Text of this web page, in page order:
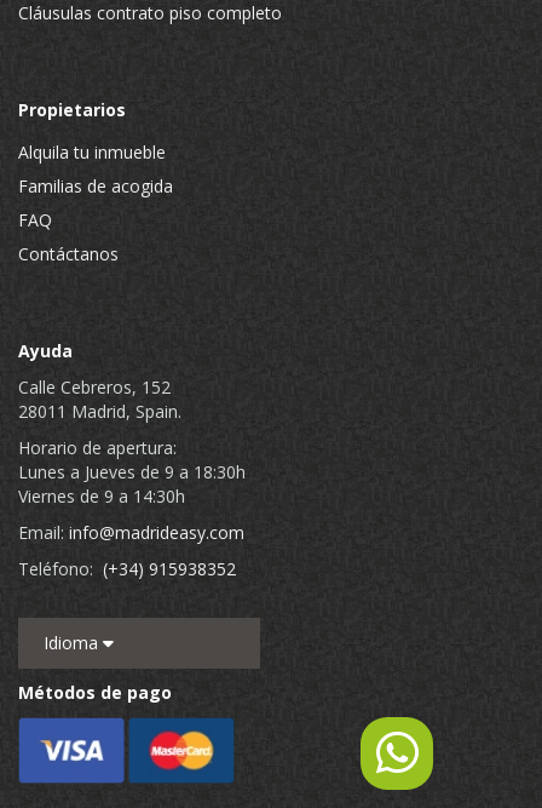
Cláusulas contrato piso completo
Propietarios
Alquila tu inmueble
Familias de acogida
FAQ
Contáctanos
Ayuda
Calle Cebreros, 152
28011 Madrid, Spain.
Horario de apertura:
Lunes a Jueves de 9 a 18:30h
Viernes de 9 a 14:30h
Email: info@madrideasy.com
Teléfono: (+34) 915938352
Idioma
Métodos de pago